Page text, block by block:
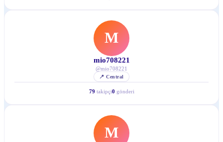
M
mio708221
@mio708221
📍Central
79 takipçi0 gönderi
M